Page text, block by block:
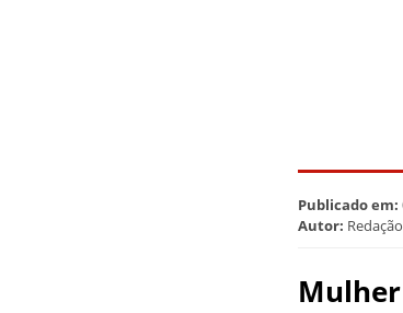
Publicado em:
Autor: